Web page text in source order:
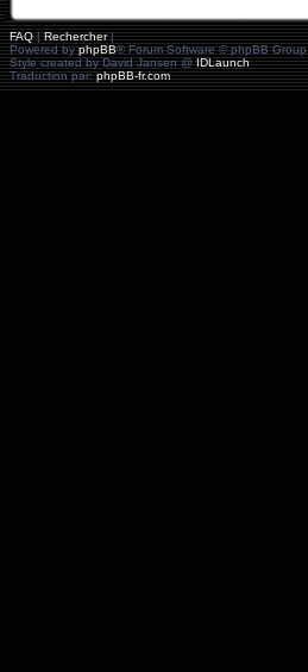
FAQ|Rechercher|
Powered byphpBB® Forum Software © phpBB Group
Style created by David Jansen @IDLaunch
Traduction par:phpBB-fr.com